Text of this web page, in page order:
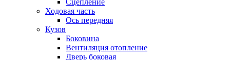
Сцепление
Ходовая часть
Ось передняя
Кузов
Боковина
Вентиляция отопление
Дверь боковая